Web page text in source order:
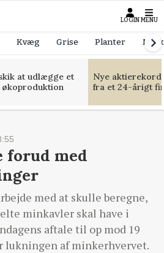
LOGIN MENU
Kvæg Grise Planter
at udlægge et
Nye
fra et 24-årigt
forud med
med at skulle beregne,
minkavler skal have i
aftale til op mod 19
lukningen af minkerhvervet.